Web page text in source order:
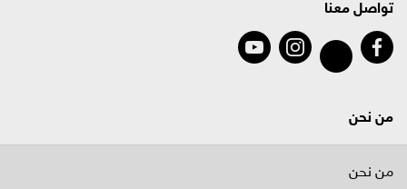
تواصل معنا
من نحن
من نحن